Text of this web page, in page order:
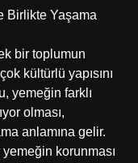
Birlikte Yaşama
bir toplumun
kültürlü yapısını
yemeğin farklı
olması,
anlamına gelir.
korunması